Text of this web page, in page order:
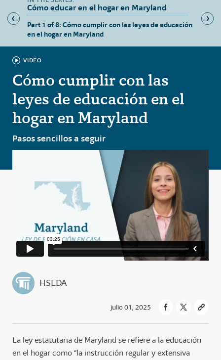
Cómo educar en el hogar en Maryland
Part 1 of 8: Cómo cumplir con las leyes de educación
en el hogar en Maryland
Part
VIDEO
Cómo cumplir con las
leyes de educación en el
hogar en Maryland
Pasos sencillos a seguir
HSLDA
julio 01, 2025
La ley estatutaria de Maryland se refiere a la educación
en el hogar como “la instrucción regular y extensiva